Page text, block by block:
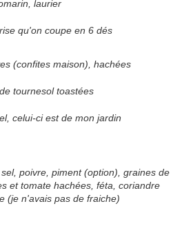
laurier
qu'on coupe en 6 dés
(confites maison), hachées
tournesol toastées
celui-ci est de mon jardin
poivre, piment (option), graines de
et tomate hachées, féta, coriandre
(je n'avais pas de fraiche)